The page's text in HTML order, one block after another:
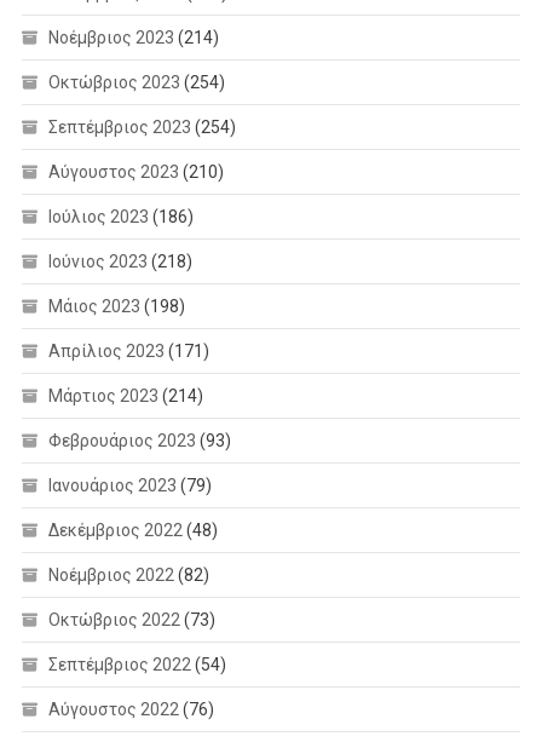
Νοέμβριος 2023 (214)
Οκτώβριος 2023 (254)
Σεπτέμβριος 2023 (254)
Αύγουστος 2023 (210)
Ιούλιος 2023 (186)
Ιούνιος 2023 (218)
Μάιος 2023 (198)
Απρίλιος 2023 (171)
Μάρτιος 2023 (214)
Φεβρουάριος 2023 (93)
Ιανουάριος 2023 (79)
Δεκέμβριος 2022 (48)
Νοέμβριος 2022 (82)
Οκτώβριος 2022 (73)
Σεπτέμβριος 2022 (54)
Αύγουστος 2022 (76)